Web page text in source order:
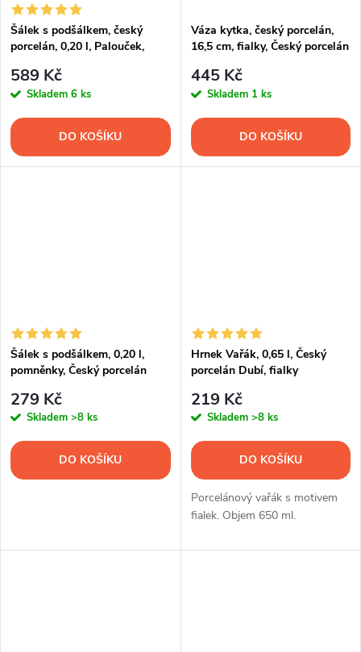
Šálek s podšálkem, český
porcelán, 0,20 l, Palouček,
589 Kč
Skladem 6 ks
DO KOŠÍKU
Váza kytka, český porcelán,
16,5 cm, fialky, Český porcelán
445 Kč
Skladem 1 ks
DO KOŠÍKU
Šálek s podšálkem, 0,20 l,
pomněnky, Český porcelán
279 Kč
Skladem >8 ks
DO KOŠÍKU
Hrnek Vařák, 0,65 l, Český
porcelán Dubí, fialky
219 Kč
Skladem >8 ks
DO KOŠÍKU
Porcelánový vařák s motivem
fialek. Objem 650 ml.